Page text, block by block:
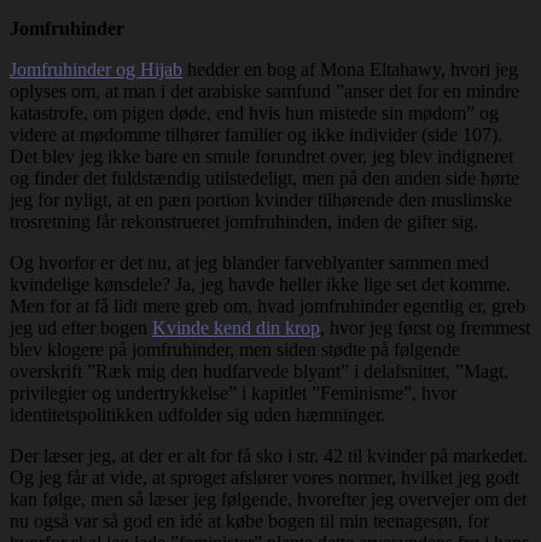
Jomfruhinder
Jomfruhinder og Hijab hedder en bog af Mona Eltahawy, hvori jeg
oplyses om, at man i det arabiske samfund ”anser det for en mindre
katastrofe, om pigen døde, end hvis hun mistede sin mødom” og
videre at mødomme tilhører familier og ikke individer (side 107).
Det blev jeg ikke bare en smule forundret over, jeg blev indigneret
og finder det fuldstændig utilstedeligt, men på den anden side hørte
jeg for nyligt, at en pæn portion kvinder tilhørende den muslimske
trosretning får rekonstrueret jomfruhinden, inden de gifter sig.
Og hvorfor er det nu, at jeg blander farveblyanter sammen med
kvindelige kønsdele? Ja, jeg havde heller ikke lige set det komme.
Men for at få lidt mere greb om, hvad jomfruhinder egentlig er, greb
jeg ud efter bogen Kvinde kend din krop, hvor jeg først og fremmest
blev klogere på jomfruhinder, men siden stødte på følgende
overskrift ”Ræk mig den hudfarvede blyant” i delafsnittet, ”Magt,
privilegier og undertrykkelse” i kapitlet ”Feminisme”, hvor
identitetspolitikken udfolder sig uden hæmninger.
Der læser jeg, at der er alt for få sko i str. 42 til kvinder på markedet.
Og jeg får at vide, at sproget afslører vores normer, hvilket jeg godt
kan følge, men så læser jeg følgende, hvorefter jeg overvejer om det
nu også var så god en idé at købe bogen til min teenagesøn, for